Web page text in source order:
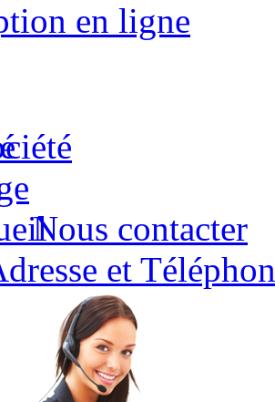
en ligne
Nous contacter
et